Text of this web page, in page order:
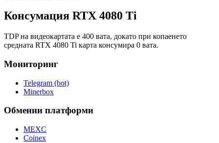
Консумация RTX 4080 Ti
TDP на видеокартата е 400 вата, докато при копаенето
средната RTX 4080 Ti карта консумира 0 вата.
Мониторинг
Telegram (bot)
Minerbox
Обменни платформи
MEXC
Coinex